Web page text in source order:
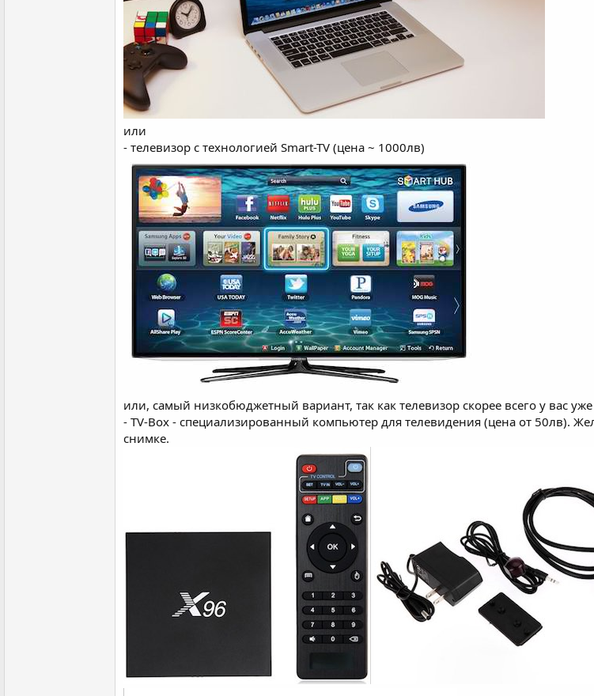
или
- телевизор с технологией Smart-TV (цена ~ 1000лв)
или, самый низкобюджетный вариант, так как телевизор скорее всего у вас уже
- TV-Box - специализированный компьютер для телевидения (цена от 50лв).
снимке.